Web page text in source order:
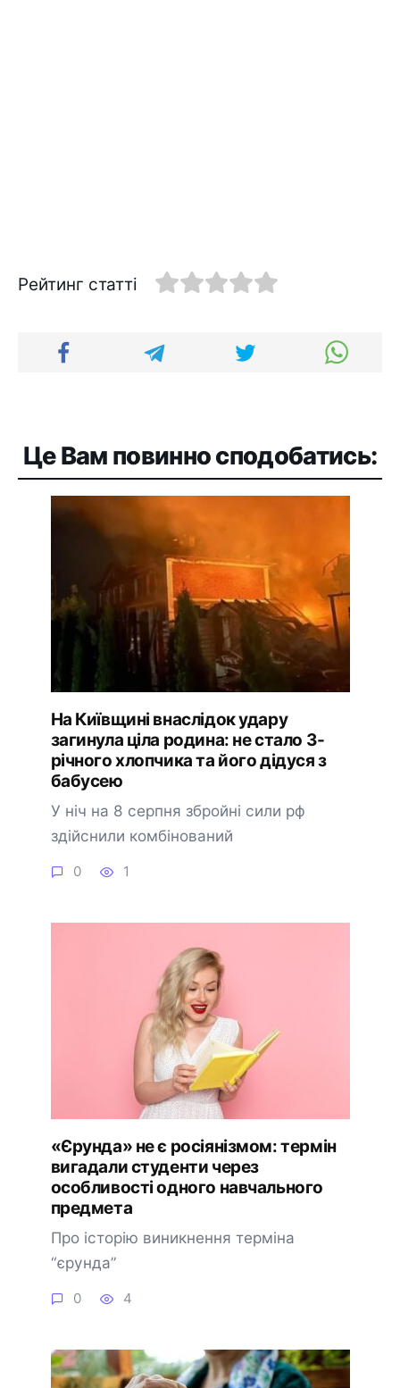
Рейтинг статті
Це Вам повинно сподобатись:
На Київщині внаслідок удару
загинула ціла родина: не стало 3-
річного хлопчика та його дідуся з
бабусею
У ніч на 8 серпня збройні сили рф
здійснили комбінований
0 1
«Єрунда» не є росіянізмом: термін
вигадали студенти через
особливості одного навчального
предмета
Про історію виникнення терміна
“єрунда”
0 4